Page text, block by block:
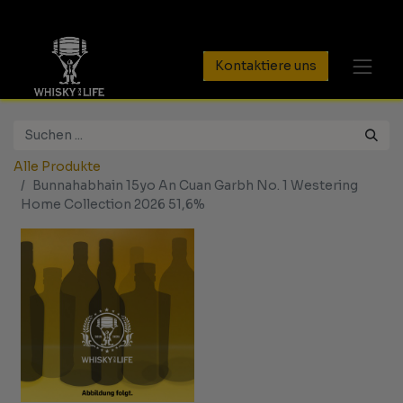
Kontaktiere uns
Alle Produkte
Bunnahabhain 15yo An Cuan Garbh No. 1 Westering
Home Collection 2026 51,6%